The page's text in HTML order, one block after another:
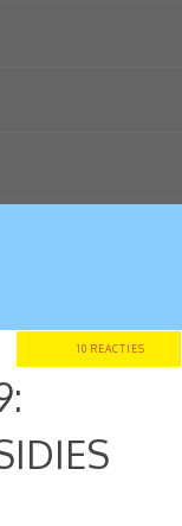
10 REACTIES